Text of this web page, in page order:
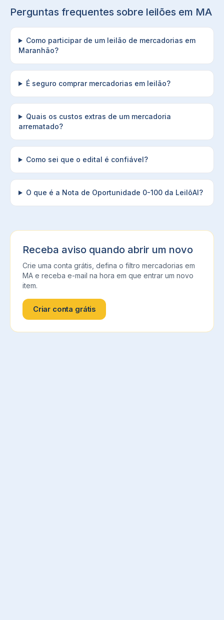
Perguntas frequentes sobre leilões em MA
Como participar de um leilão de mercadorias em
Maranhão?
É seguro comprar mercadorias em leilão?
Quais os custos extras de um mercadoria
arrematado?
Como sei que o edital é confiável?
O que é a Nota de Oportunidade 0-100 da LeilôAI?
Receba aviso quando abrir um novo
Crie uma conta grátis, defina o filtro mercadorias em
MA e receba e-mail na hora em que entrar um novo
item.
Criar conta grátis